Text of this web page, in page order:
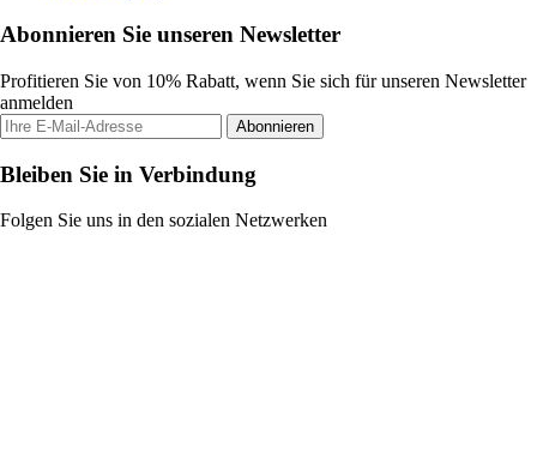
Abonnieren Sie unseren Newsletter
Profitieren Sie von 10% Rabatt, wenn Sie sich für unseren Newsletter
anmelden
Abonnieren
Bleiben Sie in Verbindung
Folgen Sie uns in den sozialen Netzwerken